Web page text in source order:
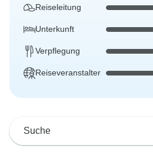
Reiseleitung
Unterkunft
Verpflegung
Reiseveranstalter